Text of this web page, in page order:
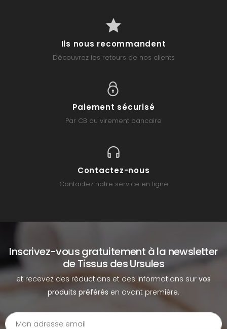
Ils nous recommandent
Découvrez les retours de nos clients
Paiement sécurisé
Par CB ou virement bancaire
Contactez-nous
Contactez notre service en ligne
Inscrivez-vous gratuitement à la newsletter
de Tissus des Ursules
et recevez des réductions et des informations sur vos
produits préférés en avant première.